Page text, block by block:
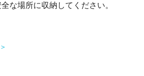
な場所に収納してください。